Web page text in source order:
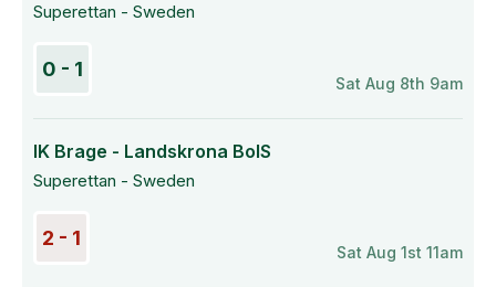
Superettan - Sweden
0 - 1
Sat Aug 8th 9am
IK Brage - Landskrona BoIS
Superettan - Sweden
2 - 1
Sat Aug 1st 11am